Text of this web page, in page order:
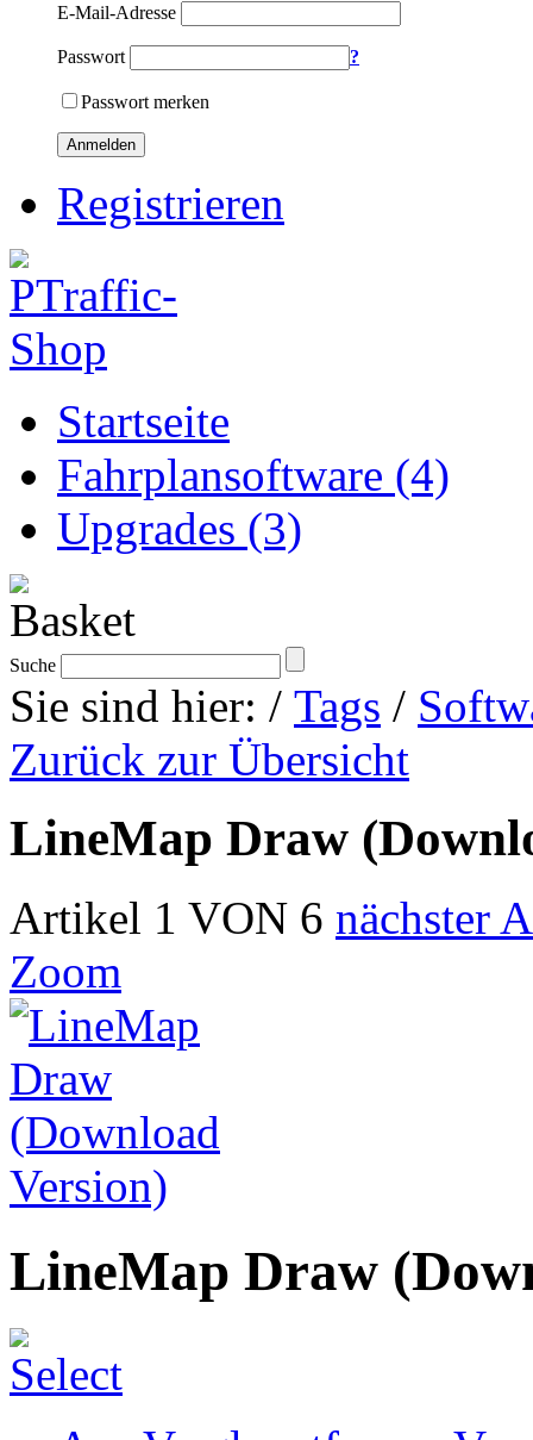
E-Mail-Adresse
Passwort ?
Passwort merken
Anmelden
Registrieren
Startseite
Fahrplansoftware (4)
Upgrades (3)
Suche
Sie sind hier: / Tags /
Zurück zur Übersicht
LineMap Draw
Artikel 1 VON 6 nächster
Zoom
LineMap Draw